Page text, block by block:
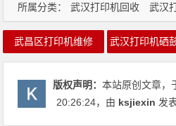
所属分类： 武汉打印机回收 武汉
武昌区打印机维修
版权声明：本站原创文章，
20:26:24，由 ksjiexin 发